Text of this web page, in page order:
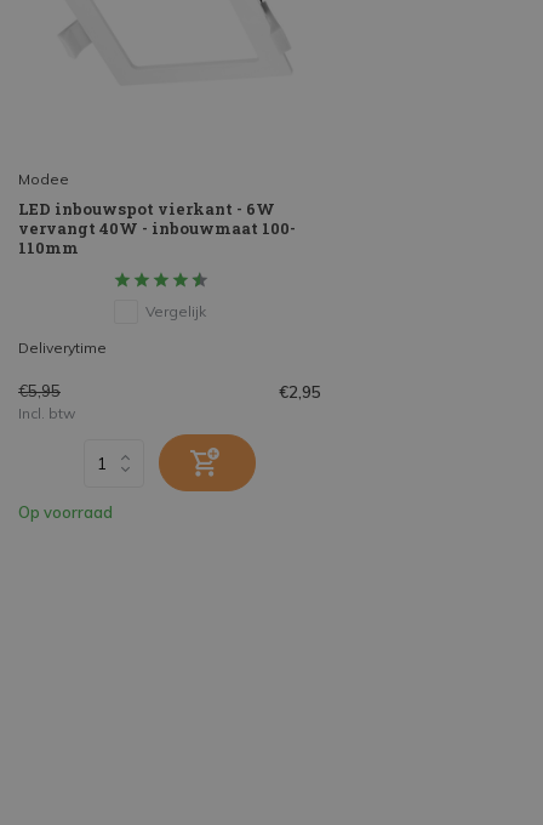
Modee
LED inbouwspot vierkant - 6W
vervangt 40W - inbouwmaat 100-
110mm
Vergelijk
Deliverytime
€5,95 €2,95
Incl. btw
Op voorraad